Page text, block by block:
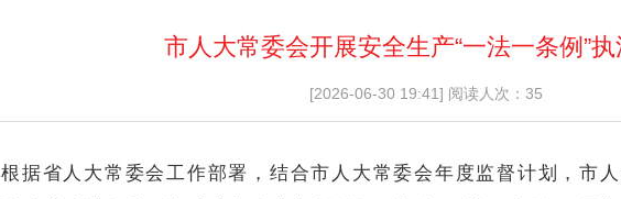
市人大常委会开展安全生产“一法一条例”
[2026-06-30 19:41] 阅读人次：35
根据省人大常委会工作部署，结合市人大常委会年度监督计划，市